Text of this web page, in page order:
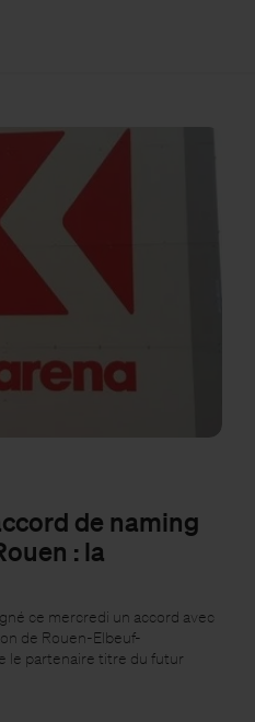
de naming
: la
ce mercredi un accord avec
de Rouen-Elbeuf-
le partenaire titre du futur